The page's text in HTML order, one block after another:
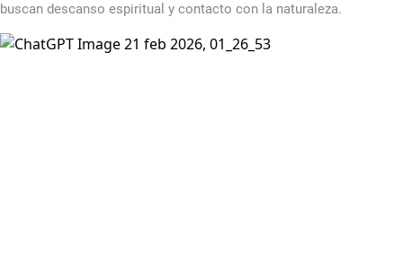
buscan descanso espiritual y contacto con la naturaleza.